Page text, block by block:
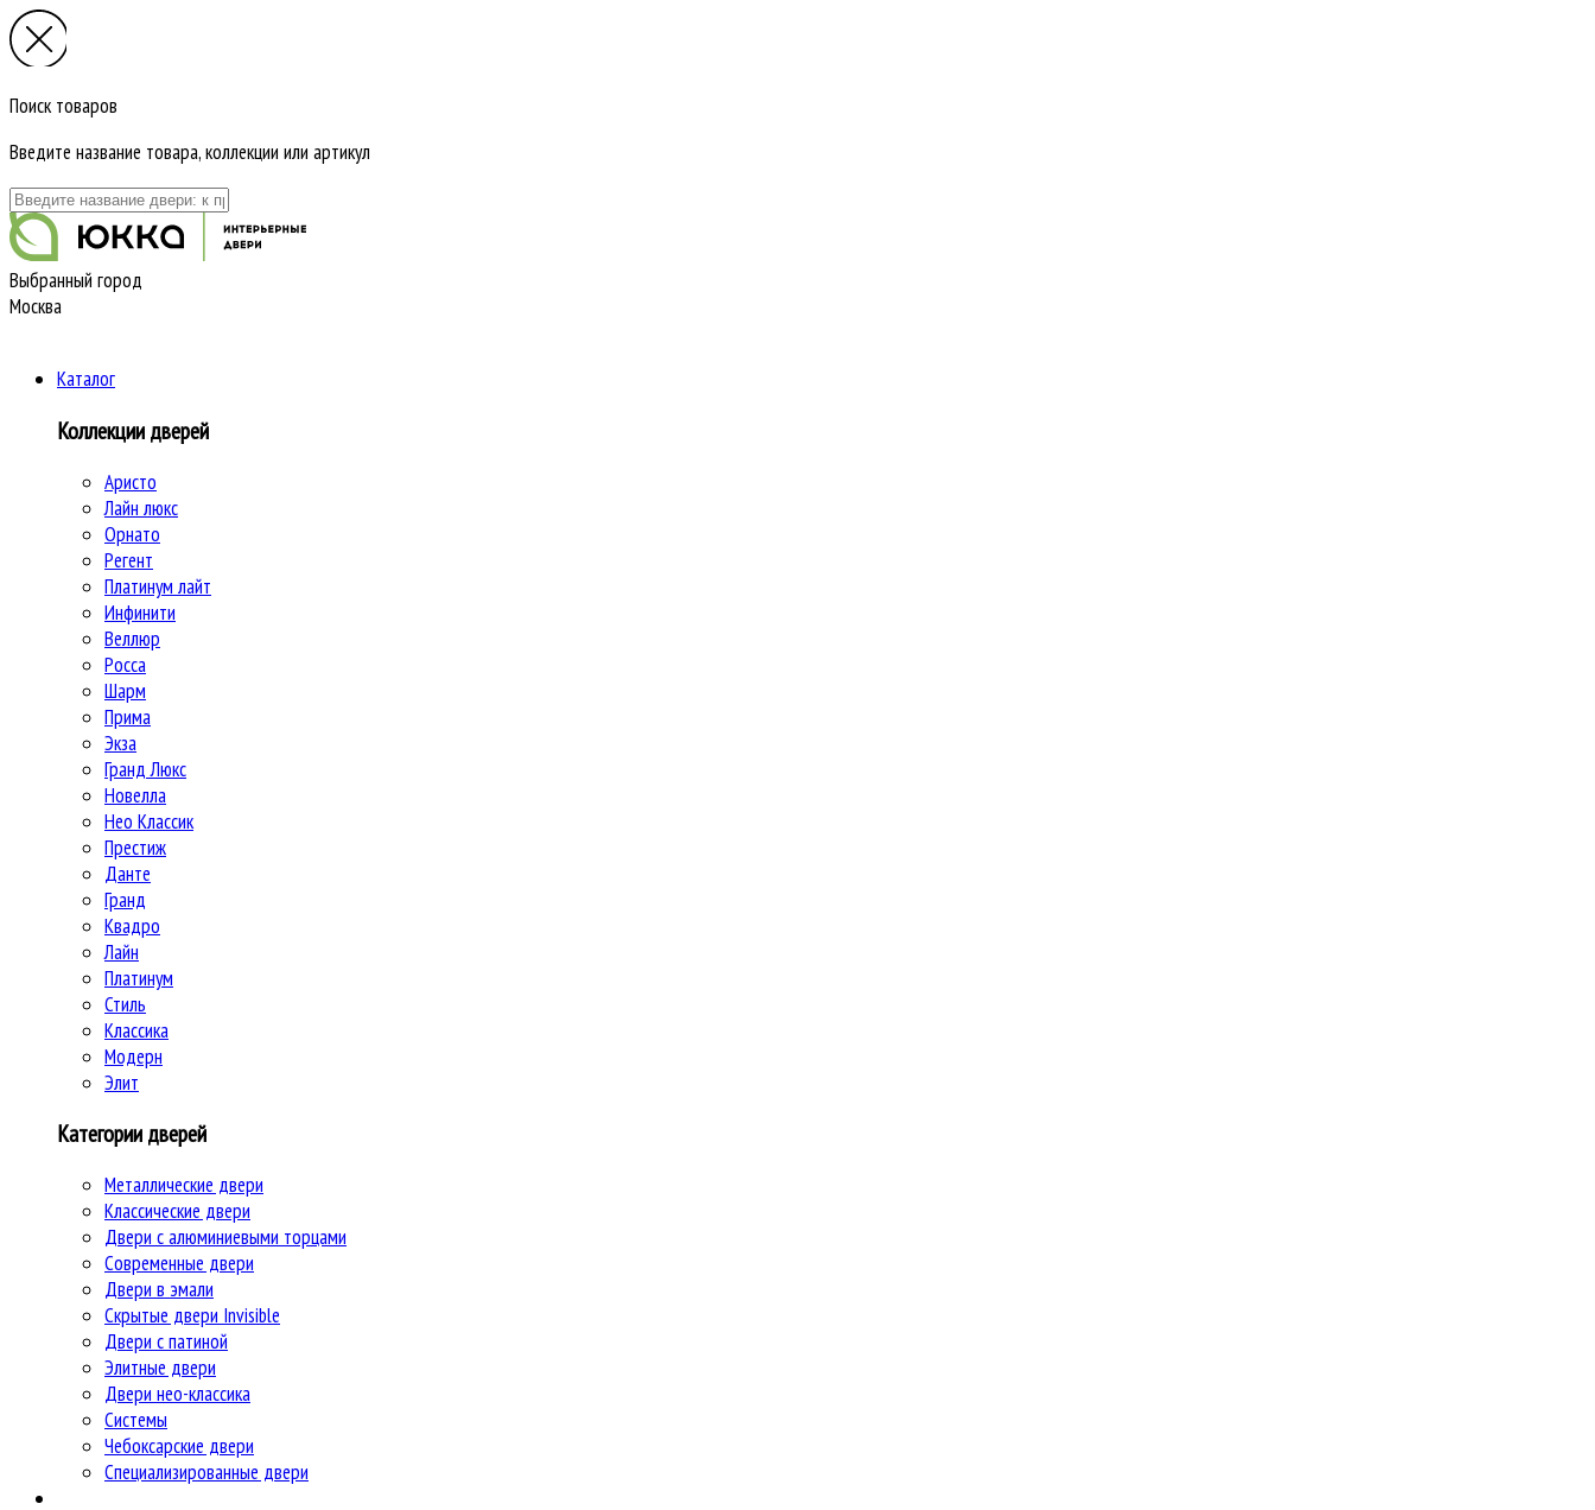
Поиск товаров
Введите название товара, коллекции или артикул
Выбранный город
Москва
Каталог
Коллекции дверей
Аристо
Лайн люкс
Орнато
Регент
Платинум лайт
Инфинити
Веллюр
Росса
Шарм
Прима
Экза
Гранд Люкс
Новелла
Нео Классик
Престиж
Данте
Гранд
Квадро
Лайн
Платинум
Стиль
Классика
Модерн
Элит
Категории дверей
Металлические двери
Классические двери
Двери c алюминиевыми торцами
Современные двери
Двери в эмали
Скрытые двери Invisible
Двери с патиной
Элитные двери
Двери нео-классика
Системы
Чебоксарские двери
Специализированные двери